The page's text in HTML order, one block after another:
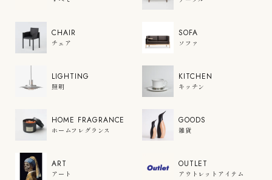
CHAIR
チェア
SOFA
ソファ
LIGHTING
照明
KITCHEN
キッチン
HOME FRAGRANCE
ホームフレグランス
GOODS
雑貨
ART
アート
OUTLET
アウトレットアイテム